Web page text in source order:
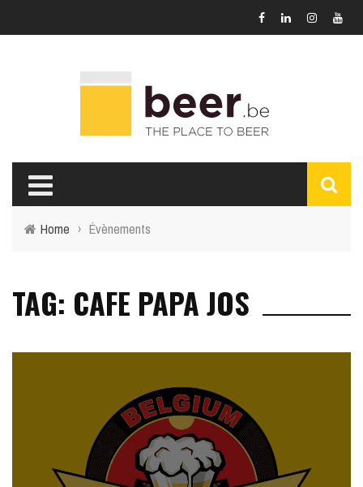
Home › Évènements
TAG: CAFE PAPA JOS